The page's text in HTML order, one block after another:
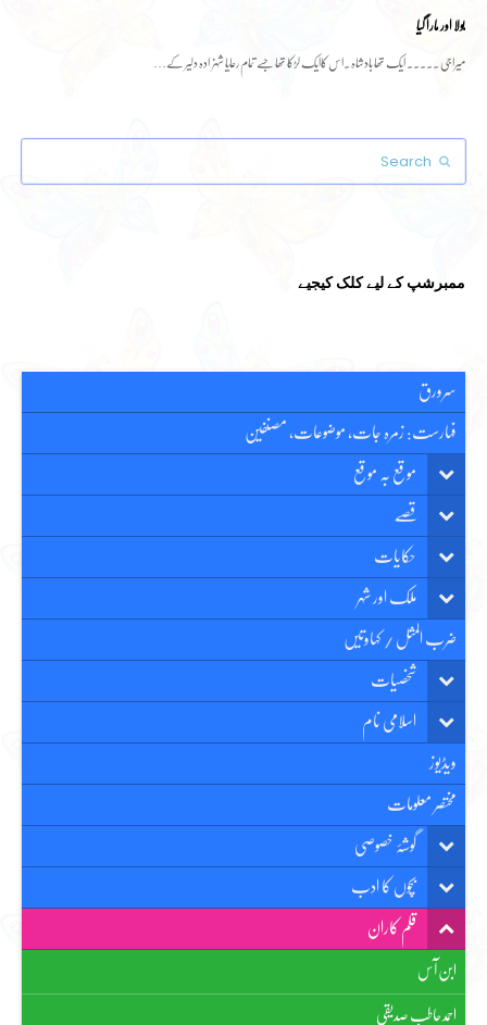
بولا اور مارا گیا
میراجی ۔۔۔۔۔ ایک تھا بادشاہ ۔اس کاایک لڑکا تھا جسے تمام رعایا شہزادہ دلیر کے…
Search
ممبرشپ کے لیے کلک کیجیے
سرورق
فہارست: زمرہ جات، موضوعات، مصنفین
موقع بہ موقع
قصّے
حکایات
ملک اور شہر
ضرب المثل / کہاوتیں
شخصیات
اسلامی نام
ویڈیوز
مختصر معلومات
گوشۂ خصوصی
بچوں کا ادب
قلم کاران
ابن آس
احمد حاطب صدیقی